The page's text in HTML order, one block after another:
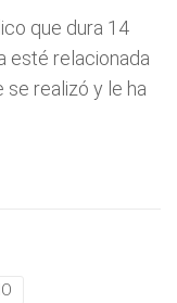
que dura 14
esté relacionada
realizó y le ha